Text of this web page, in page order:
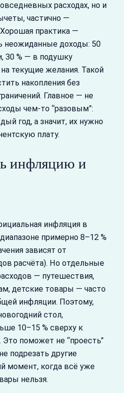
расходах, но и
частично —
практика —
неожиданные доходы: 50
30 % — в подушку
текущие желания. Такой
накопления без
Главное — не
чем‑то “разовым”:
год, а значит, их нужно
плату.
инфляцию и
инфляция в
примерно 8–12 %
зависят от
расчёта). Но отдельные
— путешествия,
детские товары — часто
инфляции. Поэтому,
стол,
10–15 % сверху к
поможет не “проесть”
подрезать другие
момент, когда всё уже
нельзя.